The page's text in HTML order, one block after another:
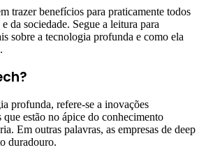
trazer benefícios para praticamente todos
da sociedade. Segue a leitura para
sobre a tecnologia profunda e como ela
profunda, refere-se a inovações
que estão no ápice do conhecimento
Em outras palavras, as empresas de deep
duradouro.